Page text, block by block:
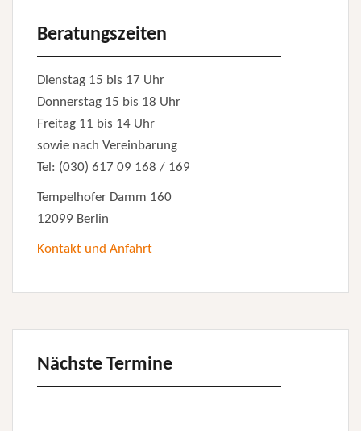
Beratungszeiten
Dienstag 15 bis 17 Uhr
Donnerstag 15 bis 18 Uhr
Freitag 11 bis 14 Uhr
sowie nach Vereinbarung
Tel: (030) 617 09 168 / 169
Tempelhofer Damm 160
12099 Berlin
Kontakt und Anfahrt
Nächste Termine